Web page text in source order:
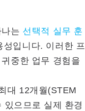
는 선택적 실무 훈
성입니다. 이러한 프
중한 업무 경험을
대 12개월(STEM
있으므로 실제 환경